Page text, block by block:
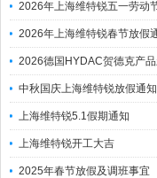
中秋国庆上海维特锐放假通知
上海维特锐5.1假期通知
上海维特锐开工大吉
2025年春节放假及调班事宜